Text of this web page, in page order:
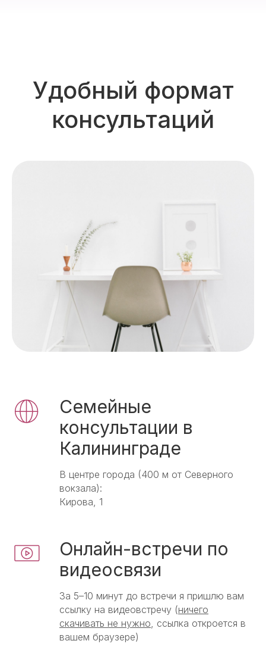
Удобный формат
консультаций
Семейные
консультации в
Калининграде
В центре города (400 м от Северного
вокзала):
Кирова, 1
Онлайн-встречи по
видеосвязи
За 5–10 минут до встречи я пришлю вам
ссылку на видеовстречу (ничего
скачивать не нужно, ссылка откроется в
вашем браузере)